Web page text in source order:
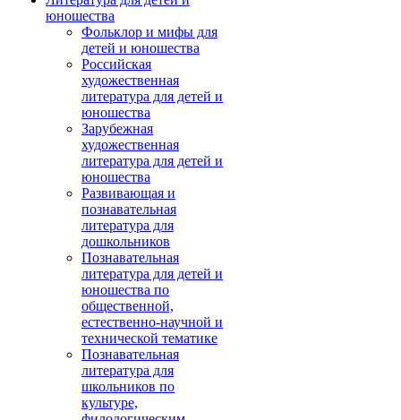
юношества
Фольклор и мифы для
детей и юношества
Российская
художественная
литература для детей и
юношества
Зарубежная
художественная
литература для детей и
юношества
Развивающая и
познавательная
литература для
дошкольников
Познавательная
литература для детей и
юношества по
общественной,
естественно-научной и
технической тематике
Познавательная
литература для
школьников по
культуре,